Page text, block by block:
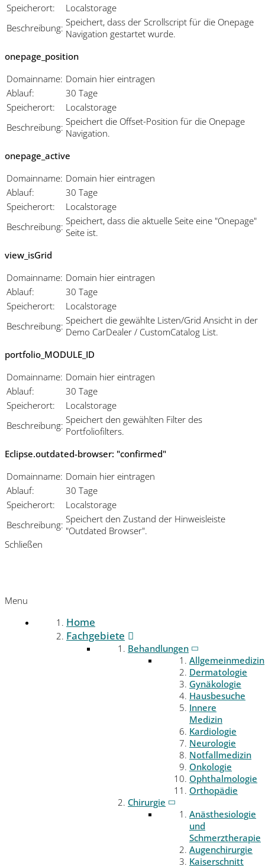
Speicherort:
Localstorage
Beschreibung: Speichert, dass der Scrollscript für die Onepage
Navigation gestartet wurde.
onepage_position
Domainname: Domain hier eintragen
Ablauf:
30 Tage
Speicherort:
Localstorage
Beschreibung: Speichert die Offset-Position für die Onepage
Navigation.
onepage_active
Domainname: Domain hier eintragen
Ablauf:
30 Tage
Speicherort:
Localstorage
Beschreibung: Speichert, dass die aktuelle Seite eine "Onepage"
Seite ist.
view_isGrid
Domainname: Domain hier eintragen
Ablauf:
30 Tage
Speicherort:
Localstorage
Beschreibung: Speichert die gewählte Listen/Grid Ansicht in der
Demo CarDealer / CustomCatalog List.
portfolio_MODULE_ID
Domainname: Domain hier eintragen
Ablauf:
30 Tage
Speicherort:
Localstorage
Beschreibung: Speichert den gewählten Filter des
Portfoliofilters.
Eclipse.outdated-browser: "confirmed"
Domainname: Domain hier eintragen
Ablauf:
30 Tage
Speicherort:
Localstorage
Beschreibung: Speichert den Zustand der Hinweisleiste
"Outdated Browser".
Schließen
Menu
Home
Fachgebiete
Behandlungen
Allgemeinmedizin
Dermatologie
Gynäkologie
Hausbesuche
Innere
Medizin
Kardiologie
Neurologie
Notfallmedizin
Onkologie
Ophthalmologie
Orthopädie
Chirurgie
Anästhesiologie
und
Schmerztherapie
Augenchirurgie
Kaiserschnitt